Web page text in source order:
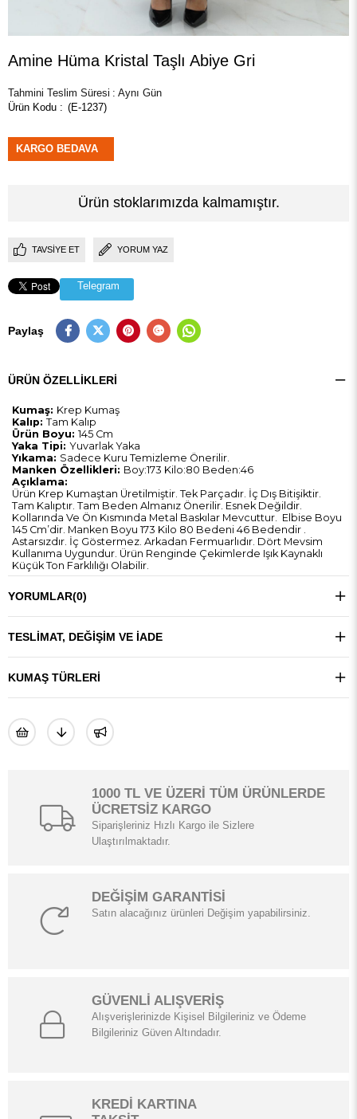
Amine Hüma Kristal Taşlı Abiye Gri
Tahmini Teslim Süresi : Aynı Gün
(E-1237)
KARGO BEDAVA
Ürün stoklarımızda kalmamıştır.
TAVSIYE ET YORUM YAZ
Telegram
Paylaş
ÜRÜN ÖZELLIKLERI
Kumaş: Krep Kumaş
Kalıp: Tam Kalıp
Ürün Boyu: 145 Cm
Yaka Tipi: Yuvarlak Yaka
Yıkama: Sadece Kuru Temizleme Önerilir.
Manken Özellikleri: Boy:173 Kilo:80 Beden:46
Açıklama:
Ürün Krep Kumaştan Üretilmiştir. Tek Parçadır. İç Dış Bitişiktir.
Tam Kalıptır. Tam Beden Almanız Önerilir. Esnek Değildir.
Kollarında Ve Ön Kısmında Metal Baskılar Mevcuttur. Elbise Boyu
145 Cm’dir. Manken Boyu 173 Kilo 80 Bedeni 46 Bedendir .
Astarsızdır. İç Göstermez. Arkadan Fermuarlıdır. Dört Mevsim
Kullanıma Uygundur. Ürün Renginde Çekimlerde Işık Kaynaklı
Küçük Ton Farklılığı Olabilir.
YORUMLAR(0)
TESLIMAT, DEĞIŞIM VE İADE
KUMAŞ TÜRLERI
1000 TL VE ÜZERİ TÜM ÜRÜNLERDE
ÜCRETSİZ KARGO
Siparişleriniz Hızlı Kargo ile Sizlere
Ulaştırılmaktadır.
DEĞİŞİM GARANTİSİ
Satın alacağınız ürünleri Değişim yapabilirsiniz.
GÜVENLİ ALIŞVERİŞ
Alışverişlerinizde Kişisel Bilgileriniz ve Ödeme
Bilgileriniz Güven Altındadır.
KREDİ KARTINA